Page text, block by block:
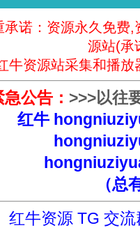
承诺：资源永久免费
源站(承
牛资源站采集和播放
急公告： >>>以往
红牛
（总
红牛资源 TG 交流